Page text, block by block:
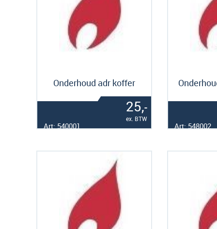
Onderhoud adr koffer
25,-
ex. BTW
Art: 540001 Art: 548002